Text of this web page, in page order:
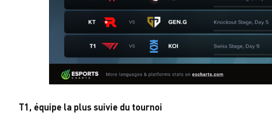
T1, équipe la plus suivie du tournoi